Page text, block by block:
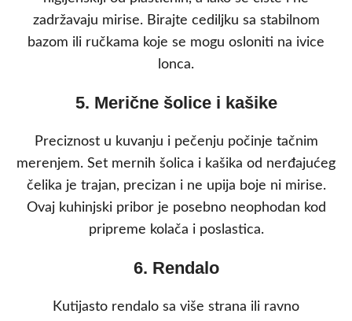
zadržavaju mirise. Birajte cediljku sa stabilnom
bazom ili ručkama koje se mogu osloniti na ivice
lonca.
5. Merične šolice i kašike
Preciznost u kuvanju i pečenju počinje tačnim
merenjem. Set mernih šolica i kašika od nerđajućeg
čelika je trajan, precizan i ne upija boje ni mirise.
Ovaj kuhinjski pribor je posebno neophodan kod
pripreme kolača i poslastica.
6. Rendalo
Kutijasto rendalo sa više strana ili ravno